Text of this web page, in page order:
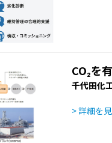
CO₂を
千代田化
> 詳細を